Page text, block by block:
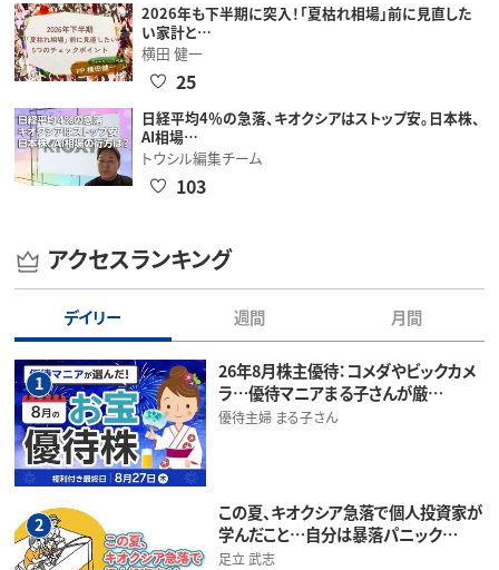
2026年も下半期に突入！「夏枯れ相場」前に見直した
い家計と…
横田 健一
25
日経平均4％の急落、キオクシアはストップ安。日本株、
AI相場…
トウシル編集チーム
103
アクセスランキング
デイリー 週間 月間
1
26年8月株主優待：コメダやビックカメ
ラ…優待マニアまる子さんが厳…
優待主婦 まる子さん
2
この夏、キオクシア急落で個人投資家が
学んだこと…自分は暴落パニック…
足立 武志